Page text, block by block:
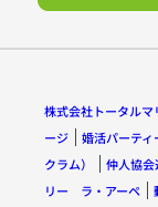
株式会社トータルマ
ージ
婚活パーテ
クラム）
仲人協
リー ラ・アーペ